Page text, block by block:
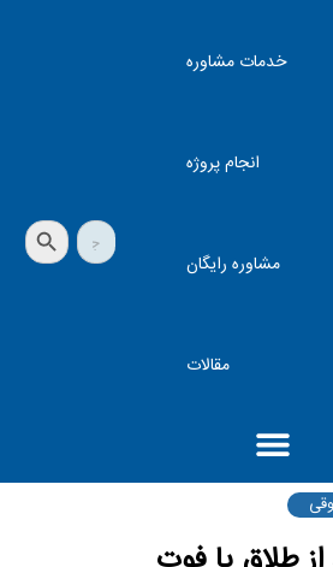
خدمات مشاوره
انجام پروژه
مشاوره رایگان
مقالات
جستجو
برای:
دکمه جستجو